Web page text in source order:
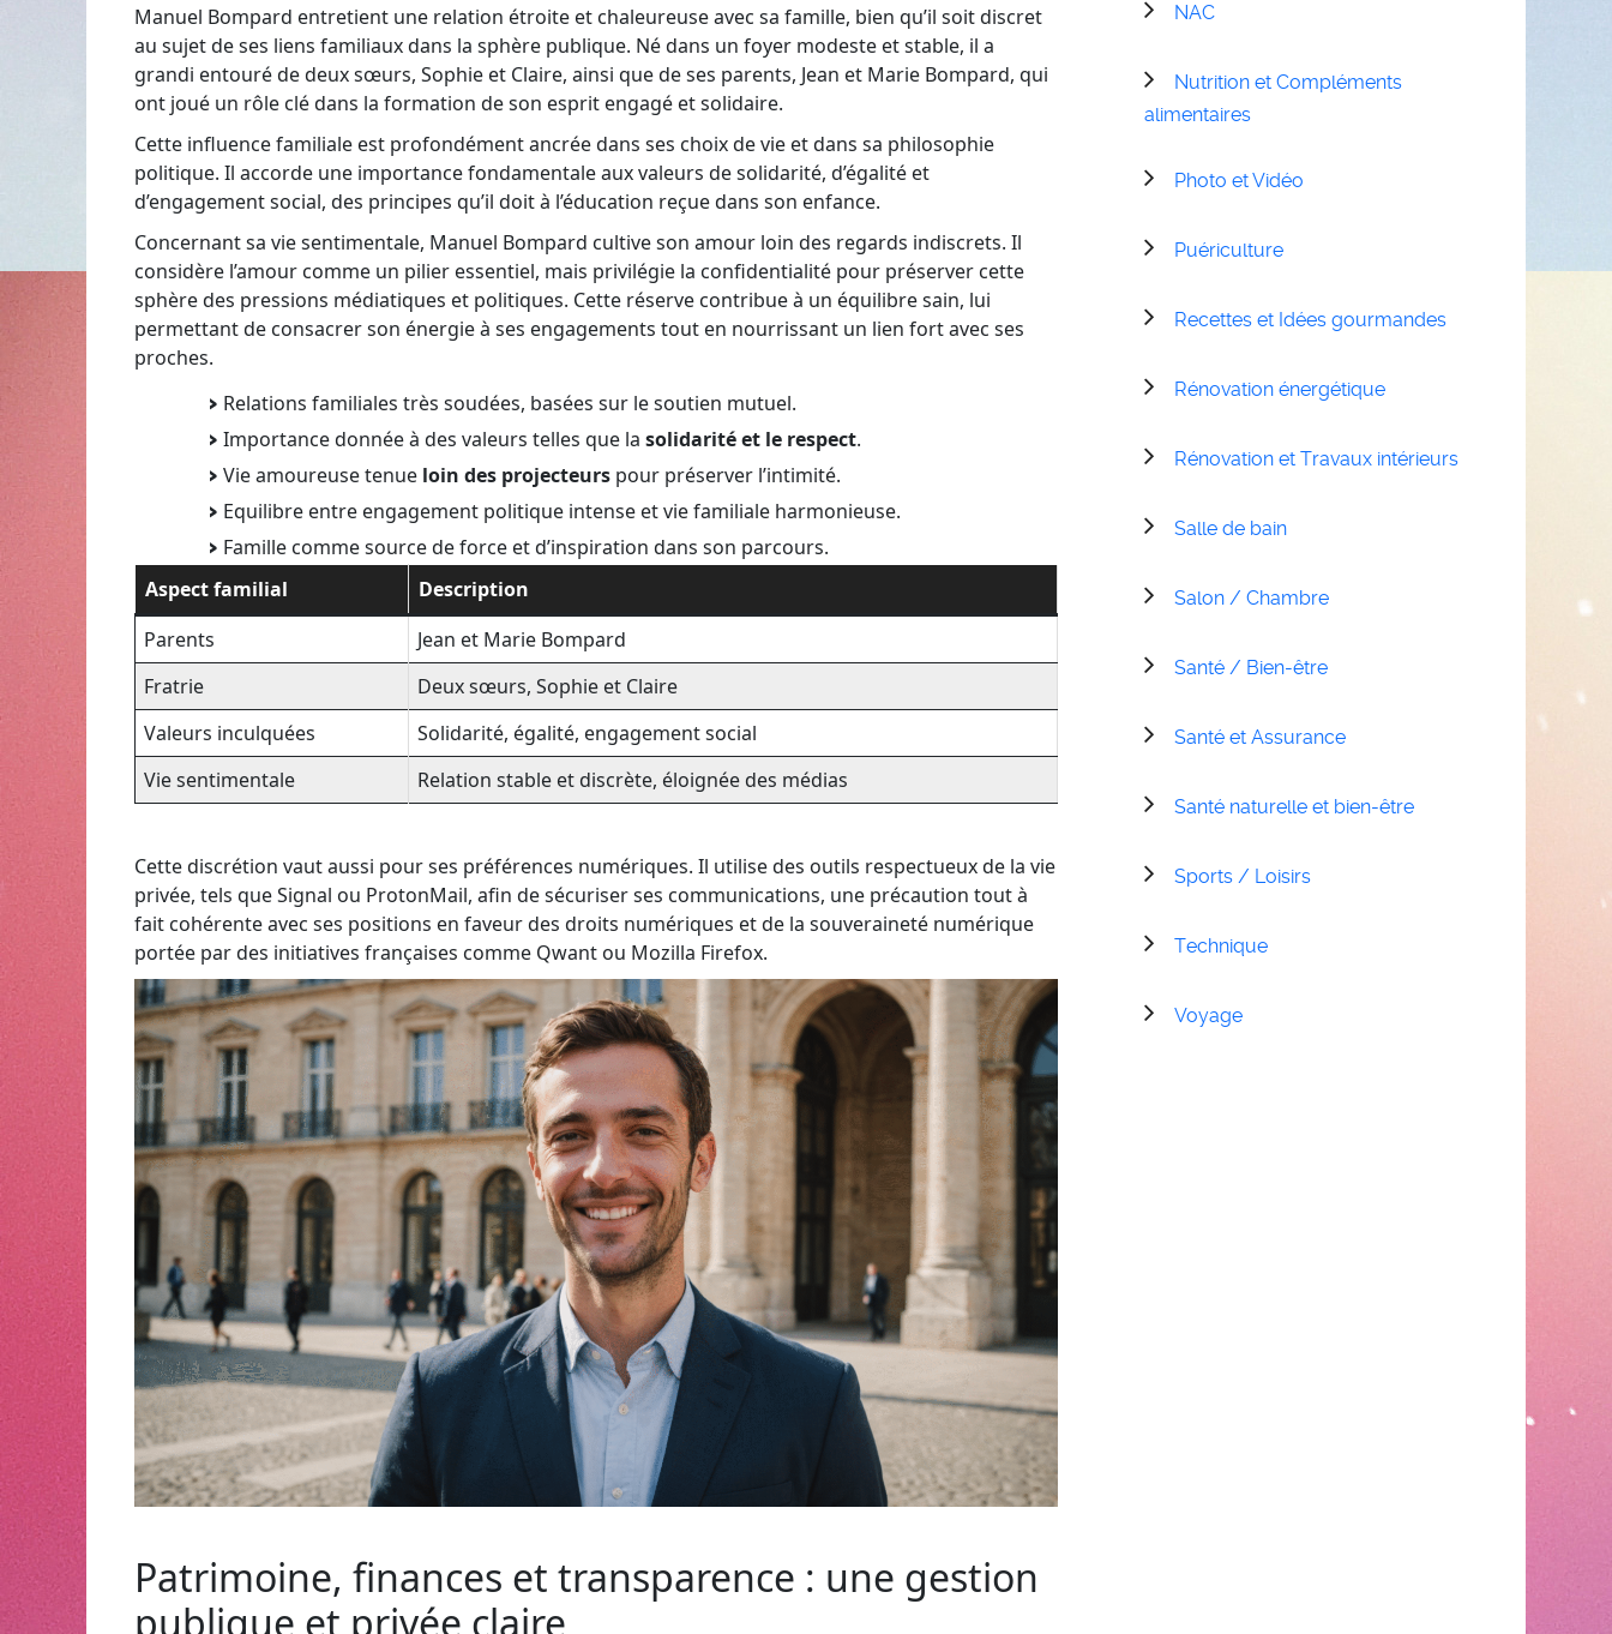
Manuel Bompard entretient une relation étroite et chaleureuse avec sa famille, bien qu’il soit discret
au sujet de ses liens familiaux dans la sphère publique. Né dans un foyer modeste et stable, il a
grandi entouré de deux sœurs, Sophie et Claire, ainsi que de ses parents, Jean et Marie Bompard, qui
ont joué un rôle clé dans la formation de son esprit engagé et solidaire.
Cette influence familiale est profondément ancrée dans ses choix de vie et dans sa philosophie
politique. Il accorde une importance fondamentale aux valeurs de solidarité, d’égalité et
d’engagement social, des principes qu’il doit à l’éducation reçue dans son enfance.
Concernant sa vie sentimentale, Manuel Bompard cultive son amour loin des regards indiscrets. Il
considère l’amour comme un pilier essentiel, mais privilégie la confidentialité pour préserver cette
sphère des pressions médiatiques et politiques. Cette réserve contribue à un équilibre sain, lui
permettant de consacrer son énergie à ses engagements tout en nourrissant un lien fort avec ses
proches.
Relations familiales très soudées, basées sur le soutien mutuel.
Importance donnée à des valeurs telles que la solidarité et le respect.
Vie amoureuse tenue loin des projecteurs pour préserver l’intimité.
Equilibre entre engagement politique intense et vie familiale harmonieuse.
Famille comme source de force et d’inspiration dans son parcours.
Aspect familial
Description
Parents
Jean et Marie Bompard
Fratrie
Deux sœurs, Sophie et Claire
Valeurs inculquées
Solidarité, égalité, engagement social
Vie sentimentale
Relation stable et discrète, éloignée des médias
Cette discrétion vaut aussi pour ses préférences numériques. Il utilise des outils respectueux de la vie
privée, tels que Signal ou ProtonMail, afin de sécuriser ses communications, une précaution tout à
fait cohérente avec ses positions en faveur des droits numériques et de la souveraineté numérique
portée par des initiatives françaises comme Qwant ou Mozilla Firefox.
Patrimoine, finances et transparence : une gestion
publique et privée claire
NAC
Nutrition et Compléments
alimentaires
Photo et Vidéo
Puériculture
Recettes et Idées gourmandes
Rénovation énergétique
Rénovation et Travaux intérieurs
Salle de bain
Salon / Chambre
Santé / Bien-être
Santé et Assurance
Santé naturelle et bien-être
Sports / Loisirs
Technique
Voyage